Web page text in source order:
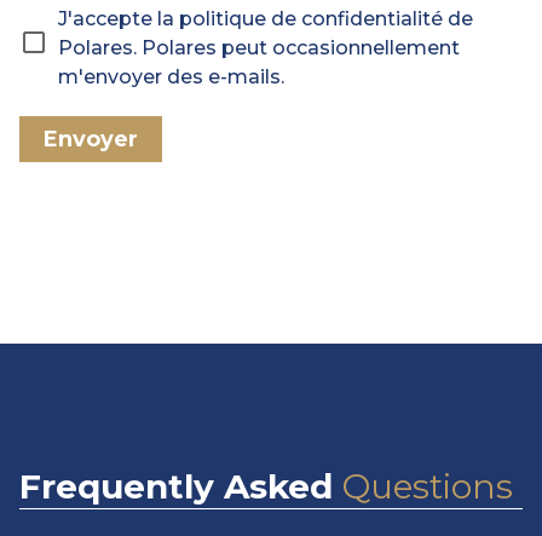
J'accepte la politique de confidentialité de
Polares. Polares peut occasionnellement
m'envoyer des e-mails.
Envoyer
Frequently Asked Questions